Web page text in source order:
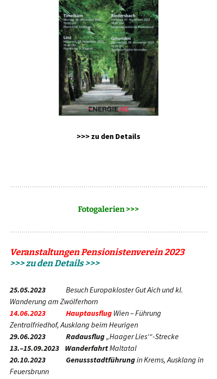
>>> zu den Details
Fotogalerien >>>
Veranstaltungen Pensionistenverein 2023
>>> zu den Details >>>
25.05.2023 Besuch Europakloster Gut Aich und kl.
Wanderung am Zwölferhorn
14.06.2023
Hauptausflug Wien – Führung
Zentralfriedhof, Ausklang beim Heurigen
29.06.2023
Radausflug„Haager Lies‘“-Strecke
13.–15.09.2023
WanderfahrtMaltatal
20.10.2023
Genussstadtführungin Krems, Ausklang in
Feuersbrunn